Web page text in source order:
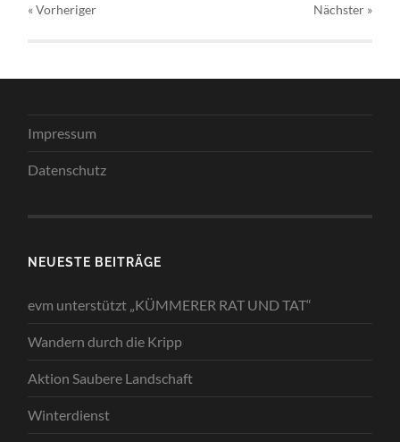
« Vorheriger Nächster »
Impressum
Datenschutz
NEUESTE BEITRÄGE
evm unterstützt „KÜMMERER RAT UND TAT“
Wandern durch die Kripp
Aktion Saubere Landschaft
Winterdienst